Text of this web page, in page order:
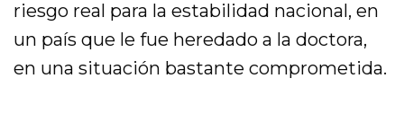
riesgo real para la estabilidad nacional, en
un país que le fue heredado a la doctora,
en una situación bastante comprometida.